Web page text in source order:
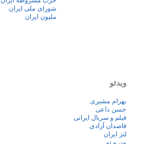
شورای ملی ایران
ملیون ایران
ویدئو
بهرام مشیری
حسن داعی
فيلم و سريال ايرانی
قاصدان آزادی
لنز ایران
من و تو